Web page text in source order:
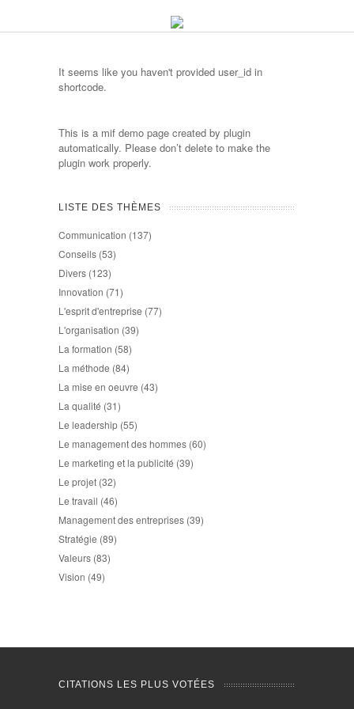
It seems like you haven't provided user_id in
shortcode.
This is a mif demo page created by plugin
automatically. Please don’t delete to make the
plugin work properly.
LISTE DES THÈMES
Communication (137)
Conseils (53)
Divers (123)
Innovation (71)
L'esprit d'entreprise (77)
L'organisation (39)
La formation (58)
La méthode (84)
La mise en oeuvre (43)
La qualité (31)
Le leadership (55)
Le management des hommes (60)
Le marketing et la publicité (39)
Le projet (32)
Le travail (46)
Management des entreprises (39)
Stratégie (89)
Valeurs (83)
Vision (49)
CITATIONS LES PLUS VOTÉES